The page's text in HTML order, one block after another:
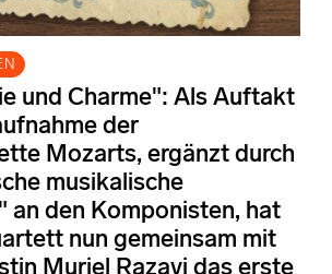
und Charme": Als Auftakt
der
Mozarts, ergänzt durch
musikalische
an den Komponisten, hat
nun gemeinsam mit
Muriel Razavi das erste